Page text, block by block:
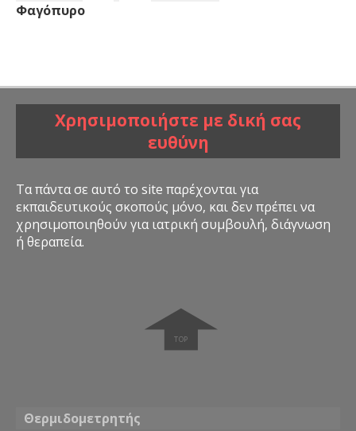
Φαγόπυρο
Χρησιμοποιήστε με δική σας
ευθύνη
Τα πάντα σε αυτό το site παρέχονται για
εκπαιδευτικούς σκοπούς μόνο, και δεν πρέπει να
χρησιμοποιηθούν για ιατρική συμβουλή, διάγνωση
ή θεραπεία.
➧
Θερμιδομετρητής